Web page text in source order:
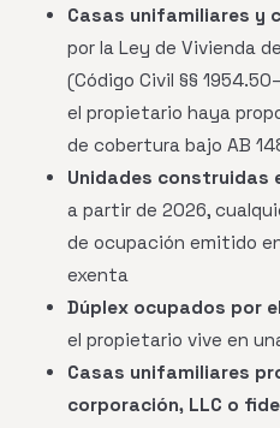
Casas unifamiliares y
por la Ley de Vivienda
(Código Civil §§
el propietario haya
de cobertura bajo AB
Unidades construidas
a partir de 2026,
de ocupación emitido
exenta
Dúplex ocupados por
el propietario vive en
Casas unifamiliares
corporación, LLC o